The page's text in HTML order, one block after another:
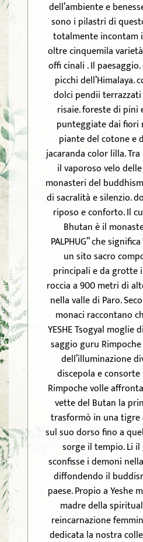
dell’ambiente e
sono i pilastri di
totalmente incontam
oltre cinquemila
offi cinali . Il
picchi dell’Himalaya.
dolci pendii
risaie. foreste di pini
punteggiate dai fiori
piante del cotone e
jacaranda color lilla.
il vaporoso velo
monasteri del
di sacralità e silenzio.
riposo e conforto. Il
Bhutan è il
PALPHUG” che
un sito sacro
principali e da grotte
roccia a 900 metri di
nella valle di Paro.
monaci raccontano
YESHE Tsogyal moglie
saggio guru
dell’illuminazione
discepola e
Rimpoche volle
vette del Butan la
trasformò in una
sul suo dorso fino a
sorge il tempio. Li
sconfisse i demoni
diffondendo il
paese. Propio a Yeshe
madre della
reincarnazione
dedicata la nostra